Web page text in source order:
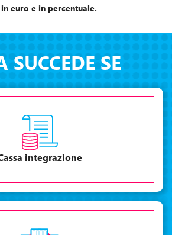
euro e in percentuale.
SUCCEDE SE
integrazione